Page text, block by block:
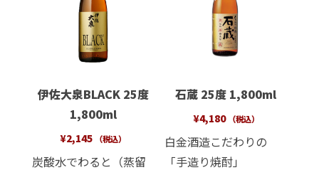
伊佐大泉BLACK 25度
1,800ml
¥2,145 （税込）
炭酸水でわると（蒸留
石蔵 25度 1,800ml
¥4,180 （税込）
白金酒造こだわりの
「手造り焼酎」